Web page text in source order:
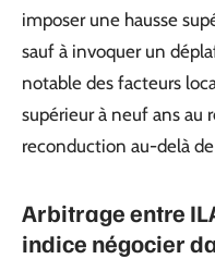
imposer une hausse
sauf à invoquer un
notable des facteurs
supérieur à neuf ans
reconduction au-delà
Arbitrage entre
indice négocier